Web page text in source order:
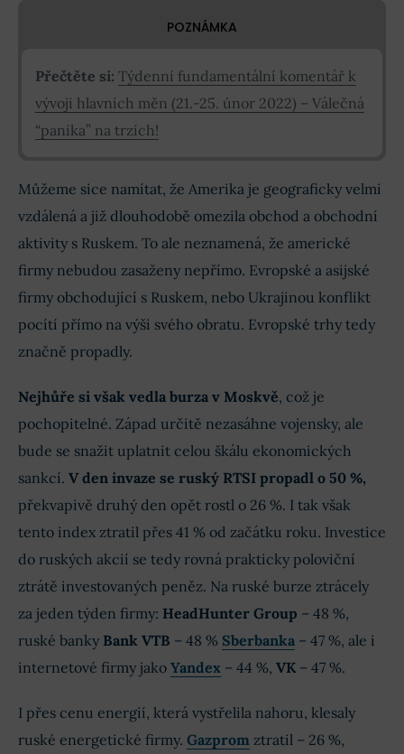
POZNÁMKA
Přečtěte si: Týdenní fundamentální komentář k
vývoji hlavních měn (21.-25. únor 2022) – Válečná
“panika” na trzích!
Můžeme sice namítat, že Amerika je geograficky velmi
vzdálená a již dlouhodobě omezila obchod a obchodní
aktivity s Ruskem. To ale neznamená, že americké
firmy nebudou zasaženy nepřímo. Evropské a asijské
firmy obchodující s Ruskem, nebo Ukrajinou konflikt
pocítí přímo na výši svého obratu. Evropské trhy tedy
značně propadly.
Nejhůře si však vedla burza v Moskvě, což je
pochopitelné. Západ určitě nezasáhne vojensky, ale
bude se snažit uplatnit celou škálu ekonomických
sankcí. V den invaze se ruský RTSI propadl o 50 %,
překvapivě druhý den opět rostl o 26 %. I tak však
tento index ztratil přes 41 % od začátku roku. Investice
do ruských akcií se tedy rovná prakticky poloviční
ztrátě investovaných peněz. Na ruské burze ztrácely
za jeden týden firmy: HeadHunter Group – 48 %,
ruské banky Bank VTB – 48 % Sberbanka – 47 %, ale i
internetové firmy jako Yandex – 44 %, VK – 47 %.
I přes cenu energií, která vystřelila nahoru, klesaly
ruské energetické firmy. Gazprom ztratil – 26 %,